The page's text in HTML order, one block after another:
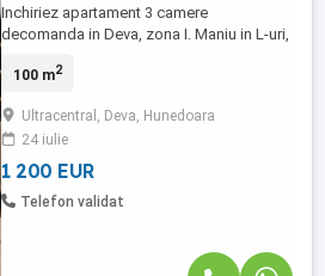
Inchiriez apartament 3 camere
decomanda in Deva, zona I. Maniu in L-uri,
aproximativ 100 mp + boxa, amenajat cu:
termica, instalatie de aer conditionat,
instalatii sanitare, electrica si termice noi,
gresie, faianta, ...
100 m2
Ultracentral, Deva, Hunedoara
24 iulie
1 200 EUR
Telefon validat